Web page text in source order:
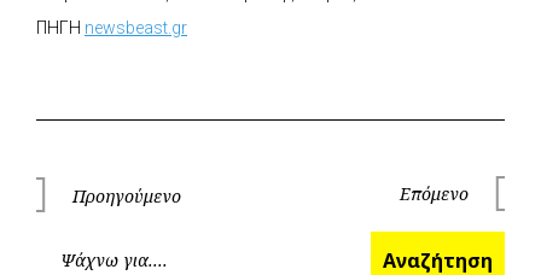
ΠΗΓΗ newsbeast.gr
Πλοήγηση
άρθρων
Προηγούμενο Επόμενο
Αναζήτηση